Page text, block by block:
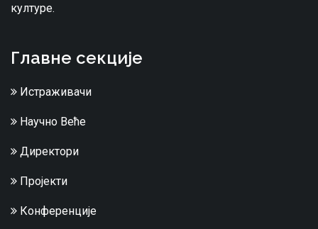
културе.
Главне секције
Истраживачи
Научно Веће
Директори
Пројекти
Конференције